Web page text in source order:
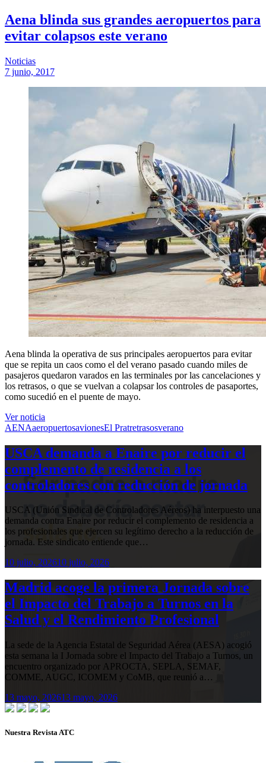
Aena blinda sus grandes aeropuertos para
evitar colapsos este verano
Noticias
7 junio, 2017
Aena blinda la operativa de sus principales aeropuertos para evitar
que se repita un caos como el del verano pasado cuando miles de
pasajeros quedaron varados en las terminales por las cancelaciones y
los retrasos, o que se vuelvan a colapsar los controles de pasaportes,
como sucedió en el puente de mayo.
Ver noticia
AENAaeropuertosavionesEl Pratretrasosverano
USCA demanda a Enaire por reducir el
complemento de residencia a los
controladores con reducción de jornada
USCA (Unión Sindical de Controladores Aéreos) ha interpuesto una
demanda contra Enaire por reducir el complemento de residencia a
los profesionales que ejercen su legítimo derecho a la reducción de
jornada. Este sindicato entiende que…
10 julio, 202610 julio, 2026
Madrid acoge la primera Jornada sobre
el Impacto del Trabajo a Turnos en la
Salud y el Rendimiento Profesional
La sede de la Agencia Estatal de Seguridad Aérea (AESA) acogió
esta semana la I Jornada sobre el Impacto del Trabajo a Turnos, un
encuentro organizado por APROCTA, SEPLA, SEMAF,
COMME, AUGC, ICOMEM y CoMB, que reunió a…
13 mayo, 202613 mayo, 2026
Nuestra Revista ATC